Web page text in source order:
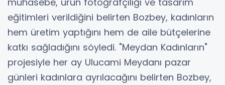
eğitimleri verildiğini belirten Bozbey, kadınların
hem üretim yaptığını hem de aile bütçelerine
katkı sağladığını söyledi. "Meydan Kadınların"
projesiyle her ay Ulucami Meydanı pazar
günleri kadınlara ayrılacağını belirten Bozbey,